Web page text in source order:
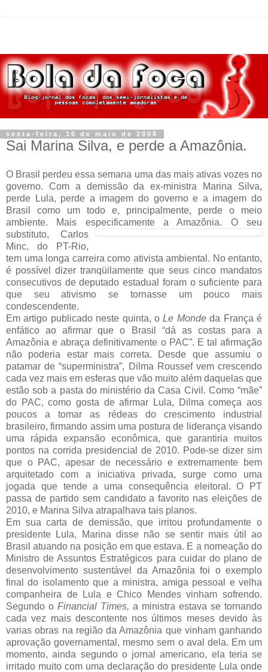
sexta-feira, 16 de maio de 2008
Sai Marina Silva, e perde a Amazônia.
O Brasil perdeu essa semana uma das mais ativas vozes no
governo. Com a demissão da ex-ministra Marina Silva,
perde Lula, perde a imagem do governo e a imagem do
Brasil como um todo e, principalmente, perde o meio
ambiente. Mais especificamente a Amazônia. O seu
substituto, Carlos
Minc, do PT-Rio,
tem uma longa carreira como ativista ambiental. No entanto,
é possível dizer tranqüilamente que seus cinco mandatos
consecutivos de deputado estadual foram o suficiente para
que seu ativismo se tornasse um pouco mais
condescendente.
Em artigo publicado neste quinta, oLe Mondeda França é
enfático ao afirmar que o Brasil “dá as costas para a
Amazônia e abraça definitivamente o PAC”. E tal afirmação
não poderia estar mais correta. Desde que assumiu o
patamar de “superministra”, Dilma Roussef vem crescendo
cada vez mais em esferas que vão muito além daquelas que
estão sob a pasta do ministério da Casa Civil. Como “mãe”
do PAC, como gosta de afirmar Lula, Dilma começa aos
poucos a tomar as rédeas do crescimento industrial
brasileiro, firmando assim uma postura de liderança visando
uma rápida expansão econômica, que garantiria muitos
pontos na corrida presidencial de 2010. Pode-se dizer sim
que o PAC, apesar de necessário e extremamente bem
arquitetado com a iniciativa privada, surge como uma
jogada que tende a uma consequência eleitoral. O PT
passa de partido sem candidato a favorito nas eleições de
2010, e Marina Silva atrapalhava tais planos.
Em sua carta de demissão, que irritou profundamente o
presidente Lula, Marina disse não se sentir mais útil ao
Brasil atuando na posição em que estava. E a nomeação do
Ministro de Assuntos Estratégicos para cuidar do plano de
desenvolvimento sustentável da Amazônia foi o exemplo
final do isolamento que a ministra, amiga pessoal e velha
companheira de Lula e Chico Mendes vinham sofrendo.
Segundo o Financial Times, a ministra estava se tornando
cada vez mais descontente nos últimos meses devido às
varias obras na região da Amazônia que vinham ganhando
aprovação governamental, mesmo sem o aval dela. Em um
momento, ainda segundo o jornal americano, ela teria se
irritado muito com uma declaração do presidente Lula onde